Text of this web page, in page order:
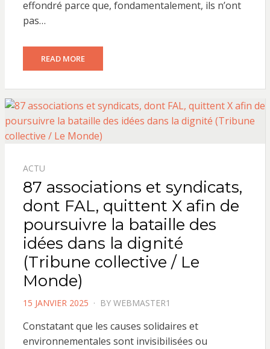
effondré parce que, fondamentalement, ils n’ont
pas…
READ MORE
ACTU
87 associations et syndicats,
dont FAL, quittent X afin de
poursuivre la bataille des
idées dans la dignité
(Tribune collective / Le
Monde)
POSTED
15 JANVIER 2025 BY WEBMASTER1
Constatant que les causes solidaires et
environnementales sont invisibilisées ou